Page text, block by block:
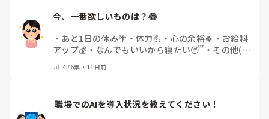
今、一番欲しいものは？😂
・ あと1日の休み🌴 ・ 体力💪 ・ 心の余裕🍀 ・ お給料
アップ💰 ・ なんでもいいから寝たい😴 ・ その他(コ
476票・ 11日前
職場でのAIを導入状況を教えてください！